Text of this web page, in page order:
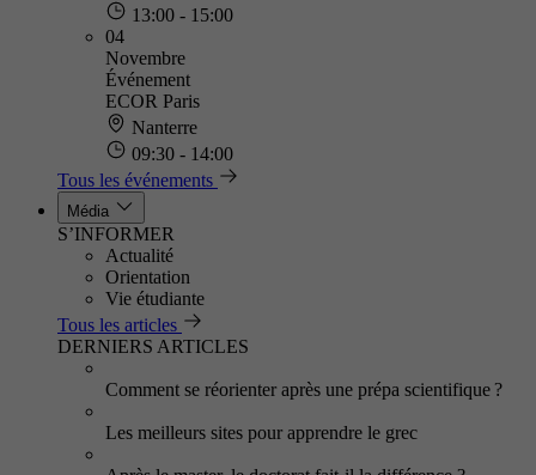
13:00 - 15:00
04
Novembre
Événement
ECOR Paris
Nanterre
09:30 - 14:00
Tous les événements
Média
S’INFORMER
Actualité
Orientation
Vie étudiante
Tous les articles
DERNIERS ARTICLES
Comment se réorienter après une prépa scientifique ?
Les meilleurs sites pour apprendre le grec